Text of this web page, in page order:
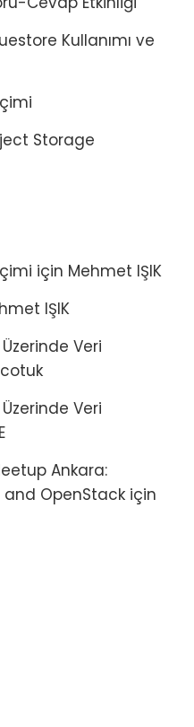
Kullanımı ve
Storage
için Mehmet IŞIK
IŞIK
Veri
Veri
Ankara:
and OpenStack için